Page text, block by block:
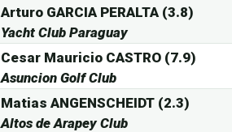
Arturo GARCIA PERALTA (3.8)
Yacht Club Paraguay
Cesar Mauricio CASTRO (7.9)
Asuncion Golf Club
Matias ANGENSCHEIDT (2.3)
Altos de Arapey Club